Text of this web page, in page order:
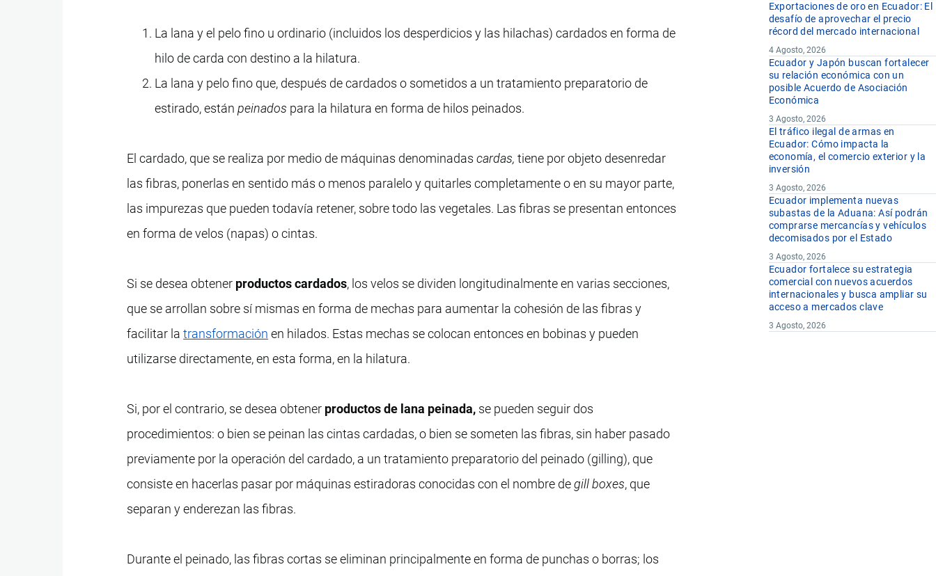
La lana y el pelo fino u ordinario (incluidos los desperdicios y las hilachas) cardados en forma de
hilo de carda con destino a la hilatura.
La lana y pelo fino que, después de cardados o sometidos a un tratamiento preparatorio de
estirado, estánpeinados para la hilatura en forma de hilos peinados.
El cardado, que se realiza por medio de máquinas denominadascardas, tiene por objeto desenredar
las fibras, ponerlas en sentido más o menos paralelo y quitarles completamente o en su mayor parte,
las impurezas que pueden todavía retener, sobre todo las vegetales. Las fibras se presentan entonces
en forma de velos (napas) o cintas.
Si se desea obtener productos cardados, los velos se dividen longitudinalmente en varias secciones,
que se arrollan sobre sí mismas en forma de mechas para aumentar la cohesión de las fibras y
facilitar latransformación en hilados. Estas mechas se colocan entonces en bobinas y pueden
utilizarse directamente, en esta forma, en la hilatura.
Si, por el contrario, se desea obtener productos de lana peinada, se pueden seguir dos
procedimientos: o bien se peinan las cintas cardadas, o bien se someten las fibras, sin haber pasado
previamente por la operación del cardado, a un tratamiento preparatorio del peinado (gilling), que
consiste en hacerlas pasar por máquinas estiradoras conocidas con el nombre degill boxes, que
separan y enderezan las fibras.
Durante el peinado, las fibras cortas se eliminan principalmente en forma de punchas o borras; los
Exportaciones de oro en Ecuador: El
desafío de aprovechar el precio
récord del mercado internacional
4 Agosto, 2026
Ecuador y Japón buscan fortalecer
su relación económica con un
posible Acuerdo de Asociación
Económica
3 Agosto, 2026
El tráfico ilegal de armas en
Ecuador: Cómo impacta la
economía, el comercio exterior y la
inversión
3 Agosto, 2026
Ecuador implementa nuevas
subastas de la Aduana: Así podrán
comprarse mercancías y vehículos
decomisados por el Estado
3 Agosto, 2026
Ecuador fortalece su estrategia
comercial con nuevos acuerdos
internacionales y busca ampliar su
acceso a mercados clave
3 Agosto, 2026